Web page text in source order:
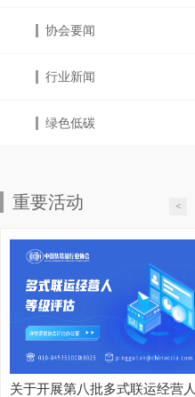
协会要闻
行业新闻
绿色低碳
重要活动 <
关于开展第八批多式联运经营人